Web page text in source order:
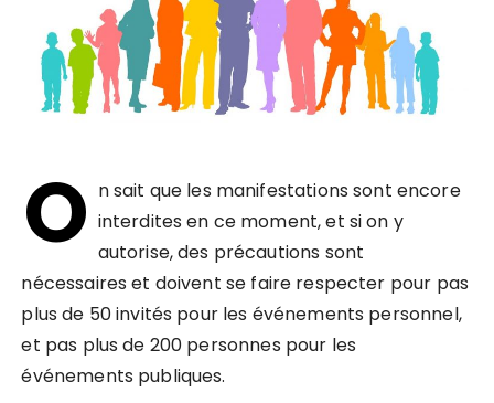
O n sait que les manifestations sont encore
interdites en ce moment, et si on y
autorise, des précautions sont
nécessaires et doivent se faire respecter pour pas
plus de 50 invités pour les événements personnel,
et pas plus de 200 personnes pour les
événements publiques.